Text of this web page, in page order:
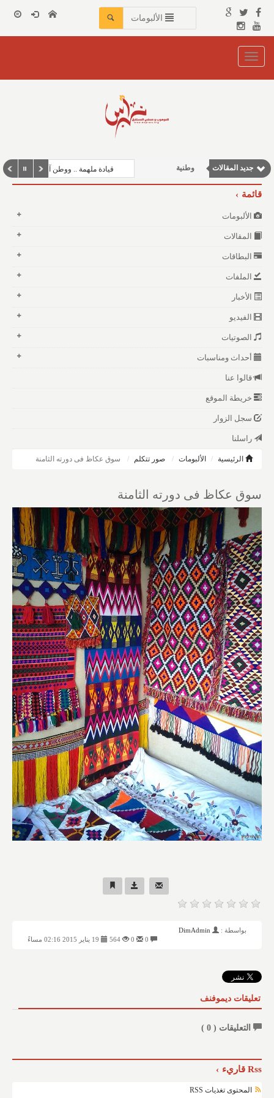
الألبومات
Toggle
navigation
جديد المقالات وطنية
نوافذ الثقافة و الأدب
قيادة ملهمة .. ووطن آمن
قائمة
الألبومات
المقالات
البطاقات
الملفات
الأخبار
الفيديو
الصوتيات
أحداث ومناسبات
قالوا عنا
خريطة الموقع
سجل الزوار
راسلنا
الرئيسية الألبومات صور تتكلم سوق عكاظ فى دورته الثامنة
سوق عكاظ فى دورته الثامنة
بواسطة :
DimAdmin
564
تعليقات ديموفنف
التعليقات ( 0
)
Rss قاريء
المحتوى تغذيات RSS